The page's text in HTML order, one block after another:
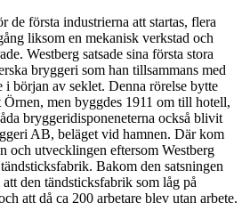
första industrierna att startas, flera
liksom en mekanisk verkstad och
Westberg satsade sina första stora
bryggeri som han tillsammans med
början av seklet. Denna rörelse bytte
men byggdes 1911 om till hotell,
bryggeridisponeneterna också blivit
AB, beläget vid hamnen. Där kom
och utvecklingen eftersom Westberg
Bakom den satsningen
den tändsticksfabrik som låg på
att då ca 200 arbetare blev utan arbete.